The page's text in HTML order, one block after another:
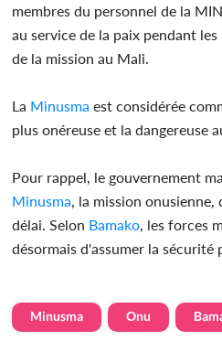
membres du personnel de la
au service de la paix pendant
de la mission au Mali.
La Minusma est considérée
plus onéreuse et la dangereuse
Pour rappel, le gouvernement
Minusma , la mission
délai. Selon Bamako , les forces
désormais d'assumer la sécurité
Minusma Onu